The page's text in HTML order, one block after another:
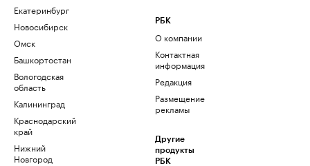
Екатеринбург
Новосибирск
Омск
Башкортостан
Вологодская
область
Калининград
Краснодарский
край
Нижний
Новгород
РБК
О компании
Контактная
информация
Редакция
Размещение
рекламы
Другие
продукты
РБК